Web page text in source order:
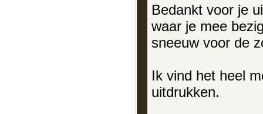
Bedankt voor je
waar je mee
sneeuw voor de
Ik vind het heel
uitdrukken.